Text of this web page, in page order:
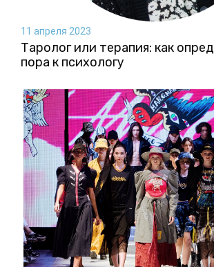
11 апреля 2023
Таролог или терапия: как
пора к психологу